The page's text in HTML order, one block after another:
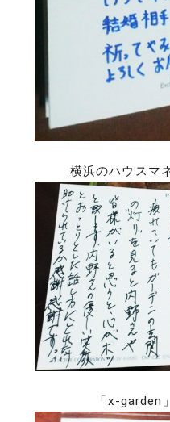
横浜のハウスマ
「x-garden